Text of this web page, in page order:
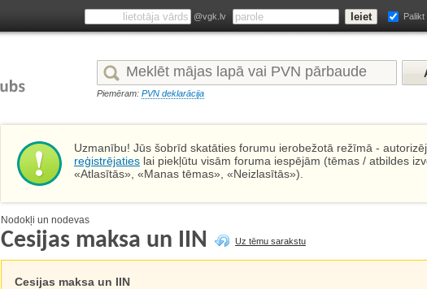
@vgk.lv
Piemēram: PVN deklarācija
Uzmanību! Jūs šobrīd skatāties forumu ierobežotā režīmā -
reģistrējaties lai piekļūtu visām foruma iespējām (tēmas / atbildes
«Atlasītās», «Manas tēmas», «Neizlasītās»).
Nodokļi un nodevas
Cesijas maksa un IIN Uz tēmu sarakstu
Cesijas maksa un IIN